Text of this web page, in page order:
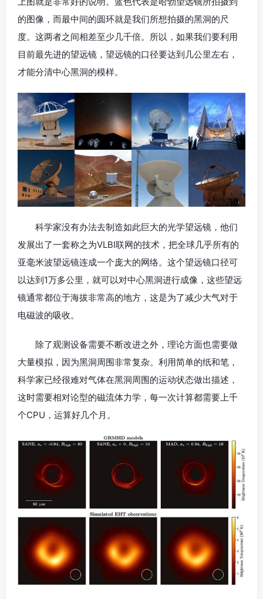
的图像，而最中间的圆环就是我们所想拍摄的黑洞的尺
度。这两者之间相差至少几千倍。所以，如果我们要利用
目前最先进的望远镜，望远镜的口径要达到几公里左右，
才能分清中心黑洞的模样。
科学家没有办法去制造如此巨大的光学望远镜，他们
发展出了一套称之为VLBI联网的技术，把全球几乎所有的
亚毫米波望远镜连成一个庞大的网络。这个望远镜口径可
以达到1万多公里，就可以对中心黑洞进行成像，这些望远
镜通常都位于海拔非常高的地方，这是为了减少大气对于
电磁波的吸收。
除了观测设备需要不断改进之外，理论方面也需要做
大量模拟，因为黑洞周围非常复杂。利用简单的纸和笔，
科学家已经很难对气体在黑洞周围的运动状态做出描述，
这时需要相对论型的磁流体力学，每一次计算都需要上千
个CPU，运算好几个月。